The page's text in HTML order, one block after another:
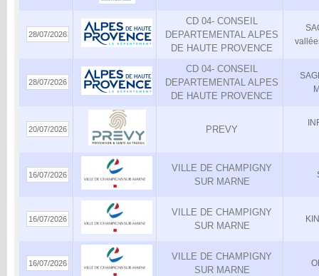
28/07/2026
CD 04- CONSEIL
DEPARTEMENTAL ALPES
DE HAUTE PROVENCE
28/07/2026
CD 04- CONSEIL
DEPARTEMENTAL ALPES
DE HAUTE PROVENCE
20/07/2026 PREVY
16/07/2026
VILLE DE CHAMPIGNY
SUR MARNE
16/07/2026
VILLE DE CHAMPIGNY
SUR MARNE
16/07/2026
VILLE DE CHAMPIGNY
SUR MARNE